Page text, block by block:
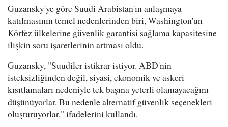
Guzansky'ye göre Suudi Arabistan'ın anlaşmaya
katılmasının temel nedenlerinden biri, Washington'un
Körfez ülkelerine güvenlik garantisi sağlama kapasitesine
ilişkin soru işaretlerinin artması oldu.
Guzansky, "Suudiler istikrar istiyor. ABD'nin
isteksizliğinden değil, siyasi, ekonomik ve askeri
kısıtlamaları nedeniyle tek başına yeterli olamayacağını
düşünüyorlar. Bu nedenle alternatif güvenlik seçenekleri
oluşturuyorlar." ifadelerini kullandı.